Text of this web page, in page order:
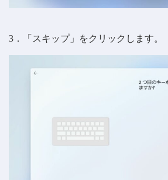
3．「スキップ」をクリックします。